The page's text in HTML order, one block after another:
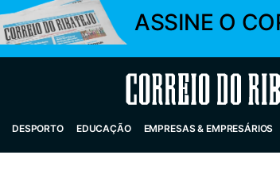
ASSINE O
Correio do Ribatejo
DESPORTO EDUCAÇÃO EMPRESAS & EMPRESÁRIOS